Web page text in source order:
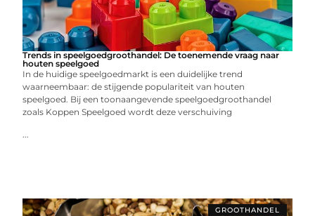
Trends in speelgoedgroothandel: De toenemende vraag naar
houten speelgoed
In de huidige speelgoedmarkt is een duidelijke trend
waarneembaar: de stijgende populariteit van houten
speelgoed. Bij een toonaangevende speelgoedgroothandel
zoals Koppen Speelgoed wordt deze verschuiving
...
GROOTHANDEL